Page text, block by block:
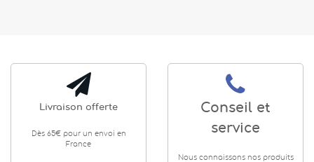
Livraison offerte
Dès 65€ pour un envoi en
France
Conseil et
service
Nous connaissons nos produits